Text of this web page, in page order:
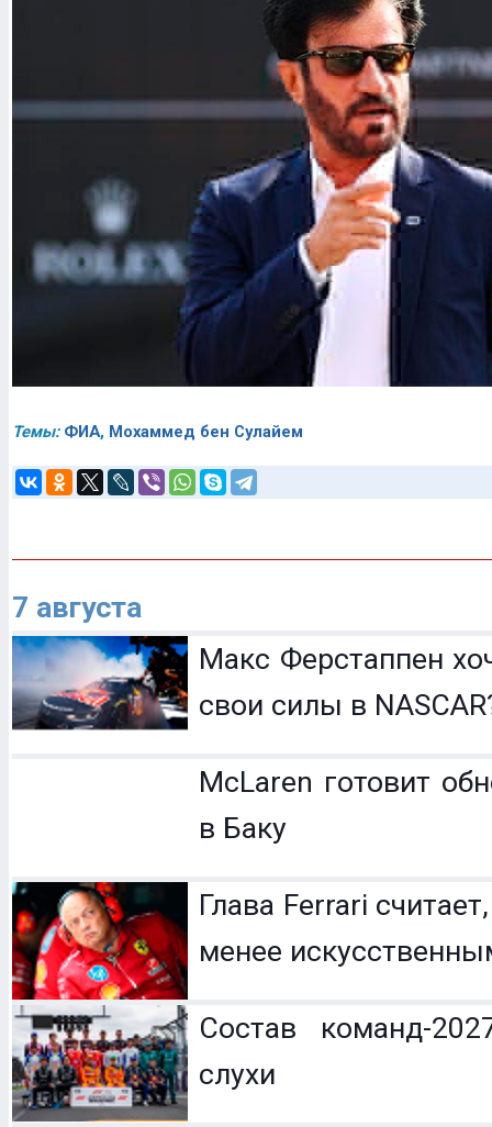
Темы: ФИА, Мохаммед бен Сулайем
7 августа
Макс Ферстаппен
свои силы в
McLaren готовит
в Баку
Глава Ferrari
менее
Состав команд-
слухи